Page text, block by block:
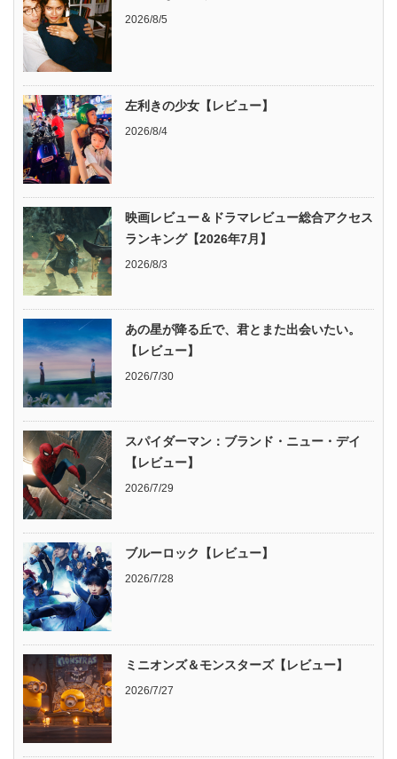
2026/8/5
左利きの少女【レビュー】
2026/8/4
映画レビュー＆ドラマレビュー総合アクセス
ランキング【2026年7月】
2026/8/3
あの星が降る丘で、君とまた出会いたい。
【レビュー】
2026/7/30
スパイダーマン：ブランド・ニュー・デイ
【レビュー】
2026/7/29
ブルーロック【レビュー】
2026/7/28
ミニオンズ＆モンスターズ【レビュー】
2026/7/27